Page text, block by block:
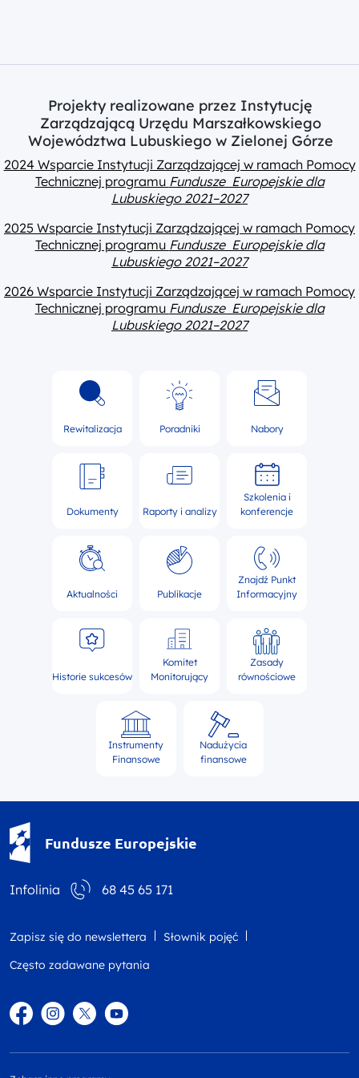
Projekty realizowane przez Instytucję
Zarządzającą Urzędu Marszałkowskiego
Województwa Lubuskiego w Zielonej Górze
2024 Wsparcie Instytucji Zarządzającej w ramach Pomocy
Technicznej programu Fundusze Europejskie dla
Lubuskiego 2021–2027
2025 Wsparcie Instytucji Zarządzającej w ramach Pomocy
Technicznej programu Fundusze Europejskie dla
Lubuskiego 2021–2027
2026 Wsparcie Instytucji Zarządzającej w ramach Pomocy
Technicznej programu Fundusze Europejskie dla
Lubuskiego 2021–2027
Rewitalizacja Poradniki Nabory
Dokumenty Raporty i analizy
Szkolenia i
konferencje
Aktualności Publikacje
Znajdź Punkt
Informacyjny
Historie sukcesów
Komitet
Monitorujący
Zasady
równościowe
Instrumenty
Finansowe
Nadużycia
finansowe
Fundusze Europejskie
Infolinia 68 45 65 171
Zapisz się do newslettera
Słownik pojęć
Często zadawane pytania
FacebookInstagram
TwitterYouTube